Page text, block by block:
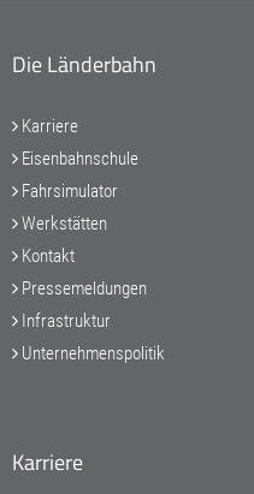
Die Länderbahn
Karriere
Eisenbahnschule
Fahrsimulator
Werkstätten
Kontakt
Pressemeldungen
Infrastruktur
Unternehmenspolitik
Karriere